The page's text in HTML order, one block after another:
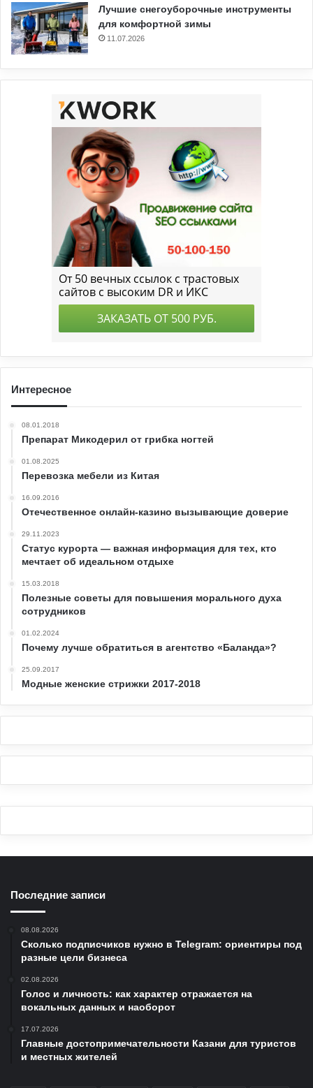
Лучшие снегоуборочные инструменты
для комфортной зимы
11.07.2026
Интересное
08.01.2018
Препарат Микодерил от грибка ногтей
01.08.2025
Перевозка мебели из Китая
16.09.2016
Отечественное онлайн-казино вызывающие доверие
29.11.2023
Статус курорта — важная информация для тех, кто
мечтает об идеальном отдыхе
15.03.2018
Полезные советы для повышения морального духа
сотрудников
01.02.2024
Почему лучше обратиться в агентство «Баланда»?
25.09.2017
Модные женские стрижки 2017-2018
Последние записи
08.08.2026
Сколько подписчиков нужно в Telegram: ориентиры под
разные цели бизнеса
02.08.2026
Голос и личность: как характер отражается на
вокальных данных и наоборот
17.07.2026
Главные достопримечательности Казани для туристов
и местных жителей